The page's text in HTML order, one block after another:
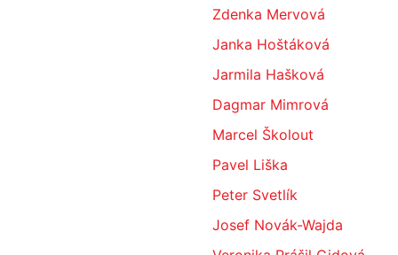
Zdenka Mervová
Janka Hoštáková
Jarmila Hašková
Dagmar Mimrová
Marcel Školout
Pavel Liška
Peter Svetlík
Josef Novák-Wajda